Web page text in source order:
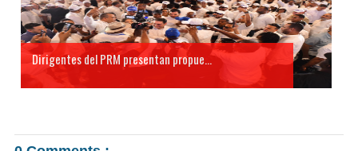
Dirigentes del PRM presentan propue...